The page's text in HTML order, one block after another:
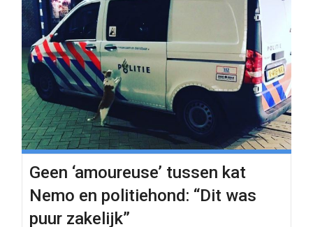
Geen ‘amoureuse’ tussen kat
Nemo en politiehond: “Dit was
puur zakelijk”